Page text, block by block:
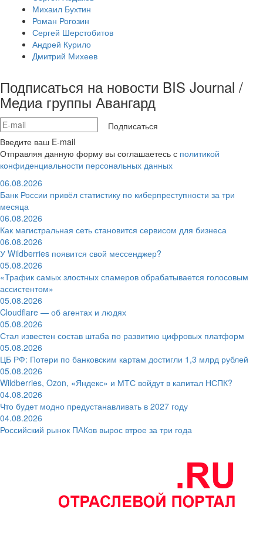
Михаил Бухтин
Роман Рогозин
Сергей Шерстобитов
Андрей Курило
Дмитрий Михеев
Подписаться на новости BIS Journal /
Медиа группы Авангард
Подписаться
Введите ваш E-mail
Отправляя данную форму вы соглашаетесь с политикой
конфиденциальности персональных данных
06.08.2026
Банк России привёл статистику по киберпреступности за три
месяца
06.08.2026
Как магистральная сеть становится сервисом для бизнеса
06.08.2026
У Wildberries появится свой мессенджер?
05.08.2026
«Трафик самых злостных спамеров обрабатывается голосовым
ассистентом»
05.08.2026
Cloudflare — об агентах и людях
05.08.2026
Стал известен состав штаба по развитию цифровых платформ
05.08.2026
ЦБ РФ: Потери по банковским картам достигли 1,3 млрд рублей
05.08.2026
Wildberries, Ozon, «Яндекс» и МТС войдут в капитал НСПК?
04.08.2026
Что будет модно предустанавливать в 2027 году
04.08.2026
Российский рынок ПАКов вырос втрое за три года